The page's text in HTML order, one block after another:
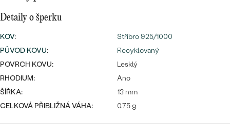
Detaily o šperku
KOV:
Stříbro 925/1000
PŮVOD KOVU:
Recyklovaný
POVRCH KOVU:
Lesklý
RHODIUM:
Ano
ŠÍŘKA:
13 mm
CELKOVÁ PŘIBLIŽNÁ VÁHA:
0.75 g